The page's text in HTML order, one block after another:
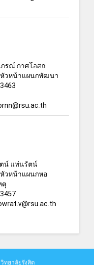
รณ์ กาศโอสถ
หัวหน้าแผนกพัฒนา
น์ แท่นรัตน์
วหน้าแผนกหอ
ตุ
ทยาลัยรังสิต